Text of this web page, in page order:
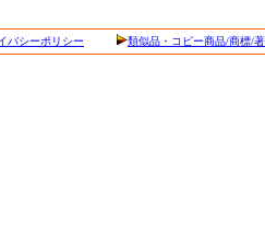
バシーポリシー 類似品・コピー商品/商標/